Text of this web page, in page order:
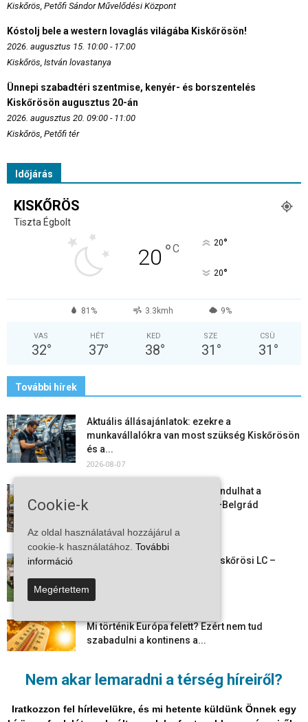
Nem akar lemaradni a térség híreiről?
Iratkozzon fel hírlevelükre, és mi hetente küldünk Önnek egy
Kiskőrös, Petőfi Sándor Művelődési Központ
Kóstolj bele a western lovaglás világába Kiskőrösön!
2026. augusztus 15. 10:00 - 17:00
Kiskőrös, István lovastanya
Ünnepi szabadtéri szentmise, kenyér- és borszentelés
Kiskőrösön augusztus 20-án
2026. augusztus 20. 09:00 - 11:00
Kiskőrös, Petőfi tér
Időjárás
KISKŐRÖS
Tiszta Égbolt
20 °C 20°
20°
81% 3.3kmh 9%
VAS
32°
HÉT
37°
KED
38°
SZE
31 °
CSÜ
31 °
További hírek
Aktuális állásajánlatok: ezekre a
munkavállalókra van most szükség Kiskőrösön
és a...
2026-08-07
Vitézy Dávid: már ősszel újraindulhat a
személyszállítás a Budapest–Belgrád
2026-08-06
Megkezdte a felkészülést a Kiskőrösi LC –
2026-08-06
Mi történik Európa felett? Ezért nem tud
szabadulni a kontinens a...
Kiskőrösön – útburkolati jeleket festenek és...
Cookie-k
Az oldal használatával hozzájárul a
cookie-k használatához. További
információ
Megértettem